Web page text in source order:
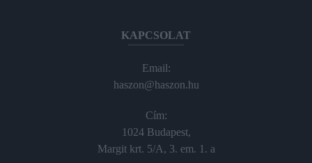
KAPCSOLAT
Email:
haszon@haszon.hu
Cím:
1024 Budapest,
Margit krt. 5/A, 3. em. 1. a